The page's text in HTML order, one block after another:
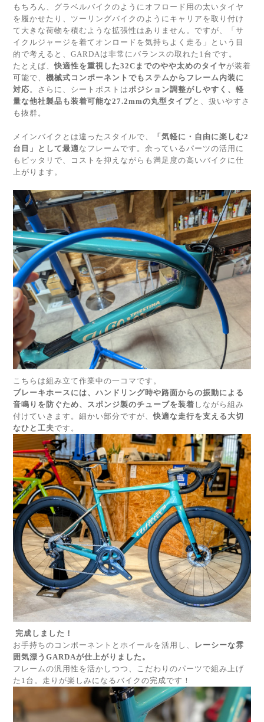
もちろん、グラベルバイクのようにオフロード用の太いタイヤ
を履かせたり、ツーリングバイクのようにキャリアを取り付け
て大きな荷物を積むような拡張性はありません。ですが、「サ
イクルジャージを着てオンロードを気持ちよく走る」という目
的で考えると、GARDAは非常にバランスの取れた1台です。
たとえば、快適性を重視した32Cまでのやや太めのタイヤが装着
可能で、 機械式コンポーネントでもステムからフレーム内装に
対応 。さらに、シートポストは ポジション調整がしやすく、軽
量な他社製品も装着可能な27.2mmの丸型タイプと、扱いやすさ
も抜群。
メインバイクとは違ったスタイルで、
「気軽に・自由に楽しむ2
台目」として最適なフレームです。余っているパーツの活用に
もピッタリで、コストを抑えながらも満足度の高いバイクに仕
上がります。
こちらは組み立て作業中の一コマです。
ブレーキホースには、ハンドリング時や路面からの振動による
音鳴りを防ぐため、スポンジ製のチューブを装着 しながら組み
付けていきます。細かい部分ですが、快適な走行を支える大切
なひと工夫です。
完成しました！
お手持ちのコンポーネントとホイールを活用し、
レーシーな雰
囲気漂うGARDAが仕上がりました。
フレームの汎用性を活かしつつ、こだわりのパーツで組み上げ
た1台。走りが楽しみになるバイクの完成です！